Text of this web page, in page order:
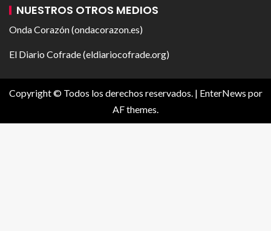
NUESTROS OTROS MEDIOS
Onda Corazón (ondacorazon.es)
El Diario Cofrade (eldiariocofrade.org)
Copyright © Todos los derechos reservados. | EnterNews por
AF themes.